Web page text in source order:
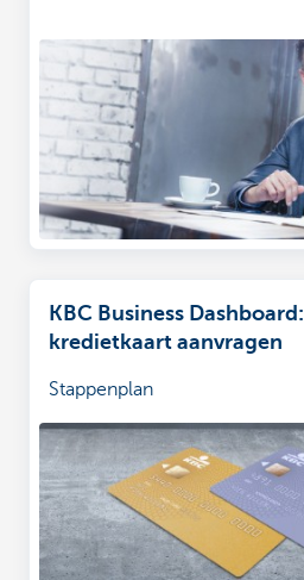
KBC Business Dashboard:
kredietkaart aanvragen
Stappenplan